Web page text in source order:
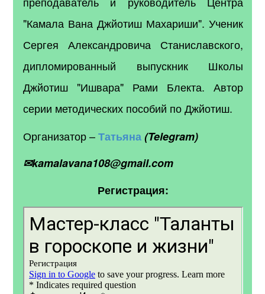
"Камала Вана Джйотиш Махариши". Ученик
Сергея Александровича Станиславского,
дипломированный выпускник Школы
Джйотиш "Ишвара" Рами Блекта. Автор
серии методических пособий по Джйотиш.
Организатор –Татьяна(Telegram)
✉kamalavana108@gmail.com
Регистрация: